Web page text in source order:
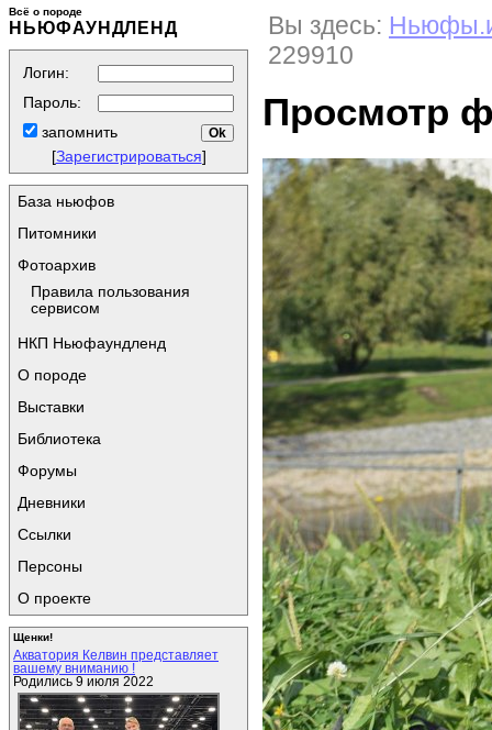
Всё о породе
НЬЮФАУНДЛЕНД
Логин:
Пароль:
запомнить
[Зарегистрироваться]
База ньюфов
Питомники
Фотоархив
Правила пользования
сервисом
НКП Ньюфаундленд
О породе
Выставки
Библиотека
Форумы
Дневники
Ссылки
Персоны
О проекте
Щенки!
Акватория Келвин представляет
вашему вниманию !
Родились 9 июля 2022
Вы здесь:
229910
Просмотр